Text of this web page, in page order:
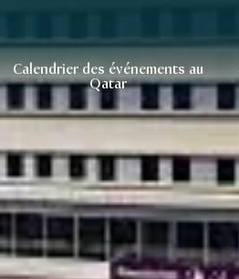
Calendrier des événements au
Qatar